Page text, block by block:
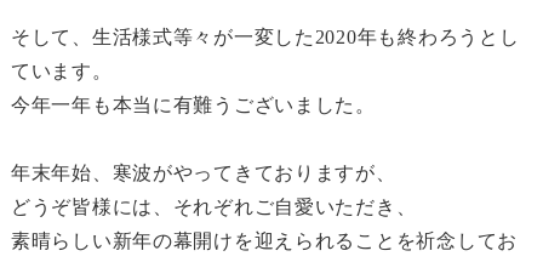
そして、生活様式等々が一変した2020年も終わろうとし
ています。
今年一年も本当に有難うございました。
年末年始、寒波がやってきておりますが、
どうぞ皆様には、それぞれご自愛いただき、
素晴らしい新年の幕開けを迎えられることを祈念してお